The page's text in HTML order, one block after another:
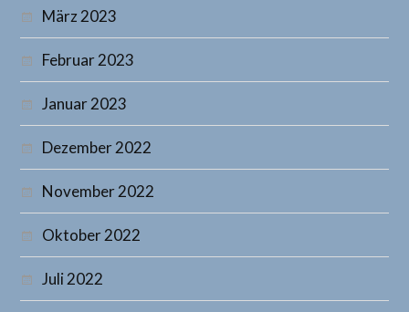
März 2023
Februar 2023
Januar 2023
Dezember 2022
November 2022
Oktober 2022
Juli 2022